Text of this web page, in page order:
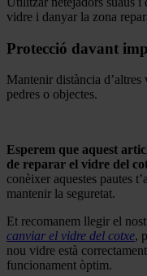
vidre i danyar la zona
Protecció davant
Mantenir distància
pedres o objectes.
Esperem que aquest
de reparar el vidre del
conèixer aquestes pautes
mantenir la seguretat.
Et recomanem llegir el
canviar el vidre del cotxe,
nou vidre està
funcionament òptim.